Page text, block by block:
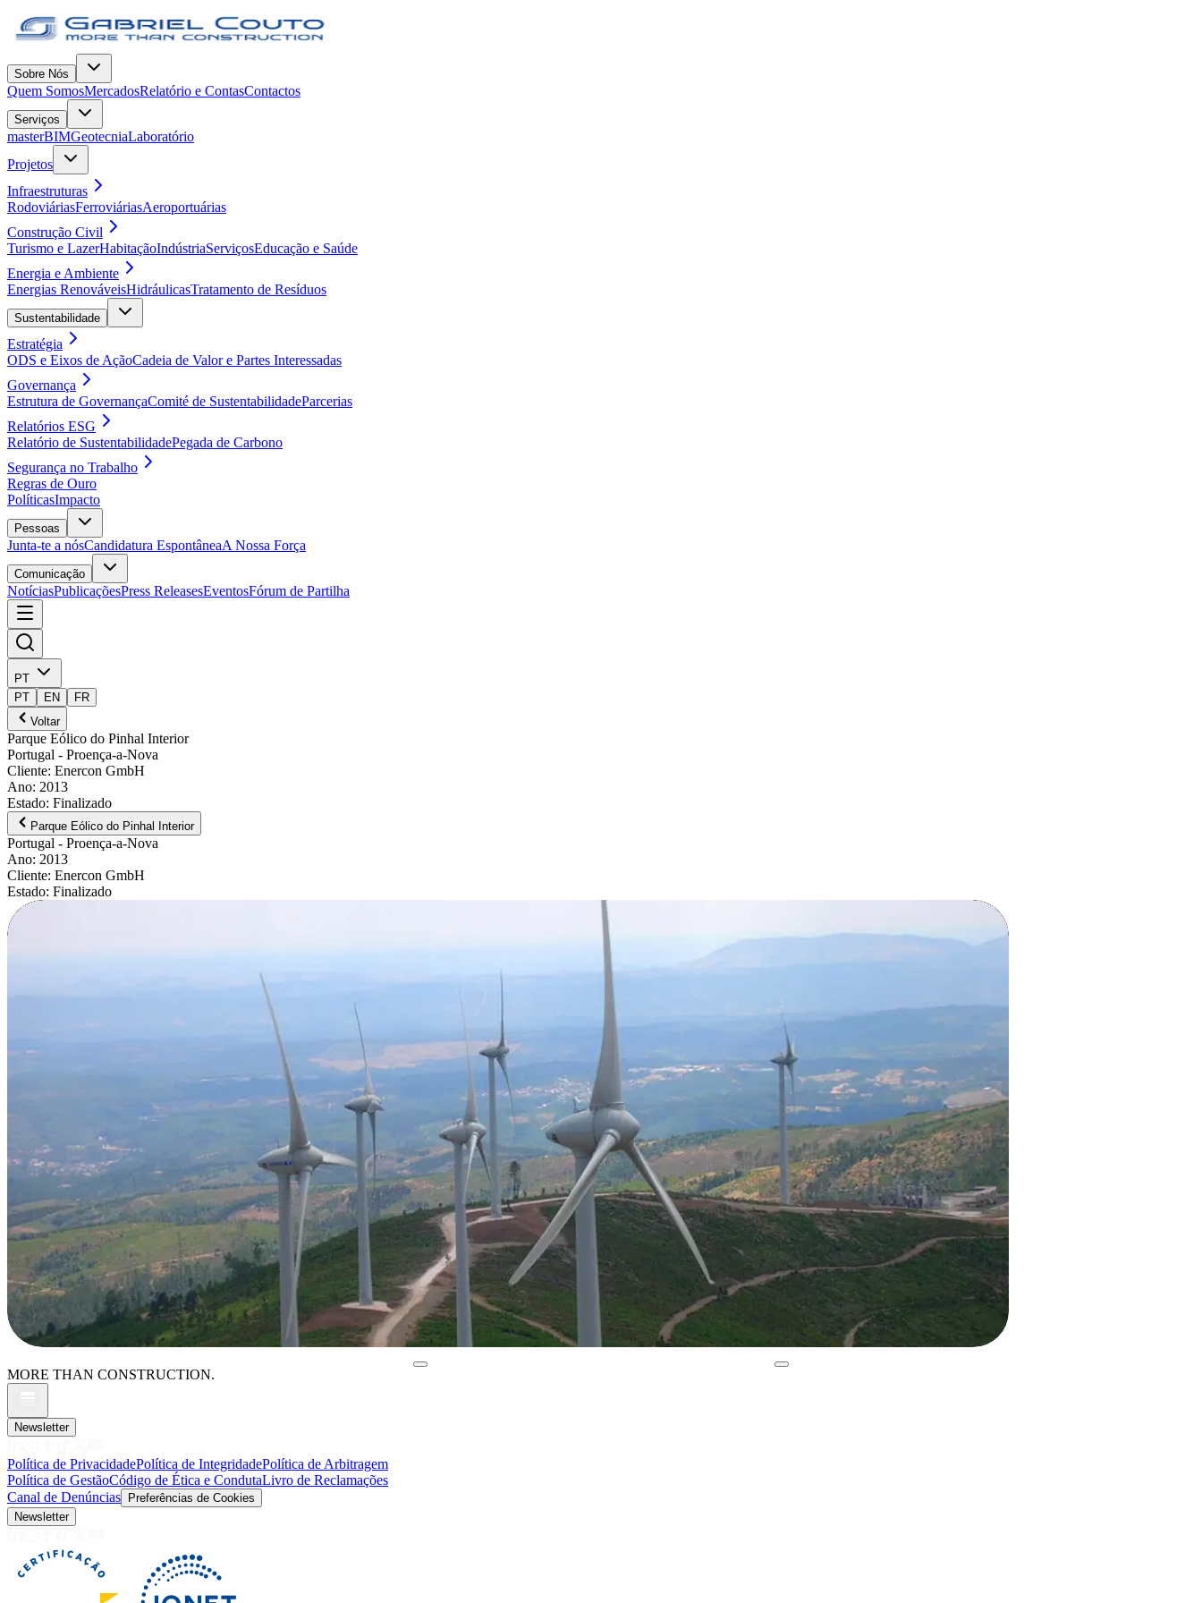
Sobre Nós
Quem SomosMercadosRelatório e ContasContactos
Serviços
masterBIMGeotecniaLaboratório
Projetos
Infraestruturas
RodoviáriasFerroviáriasAeroportuárias
Construção Civil
Turismo e LazerHabitaçãoIndústriaServiçosEducação e Saúde
Energia e Ambiente
Energias RenováveisHidráulicasTratamento de Resíduos
Sustentabilidade
Estratégia
ODS e Eixos de AçãoCadeia de Valor e Partes Interessadas
Governança
Estrutura de GovernançaComité de SustentabilidadeParcerias
Relatórios ESG
Relatório de SustentabilidadePegada de Carbono
Segurança no Trabalho
Regras de Ouro
PolíticasImpacto
Pessoas
Junta-te a nósCandidatura EspontâneaA Nossa Força
Comunicação
NotíciasPublicaçõesPress ReleasesEventosFórum de Partilha
PT
PT
EN
FR
Voltar
Parque Eólico do Pinhal Interior
Portugal - Proença-a-Nova
Cliente: Enercon GmbH
Ano: 2013
Estado: Finalizado
Parque Eólico do Pinhal Interior
Portugal - Proença-a-Nova
Ano: 2013
Cliente: Enercon GmbH
Estado: Finalizado
MORE THAN CONSTRUCTION.
Newsletter
Política de PrivacidadePolítica de IntegridadePolítica de Arbitragem
Política de GestãoCódigo de Ética e CondutaLivro de Reclamações
Canal de Denúncias
Preferências de Cookies
Newsletter